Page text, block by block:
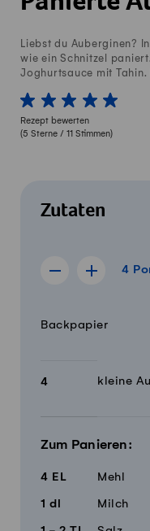
Liebst du Auberginen?
wie ein Schnitzel
Joghurtsauce mit Tahin.
1 von 5 Sterne
2 von 5 Sterne
3 von 5 Sterne
4 von 5 Sterne
5 von 5
Rezept bewerten
(5 Sterne / 11 Stimmen)
Zutaten
4 Portionen
Rezept für 3
Rezept
4
MengeZutaten
Backpapier
4 kleine
Zum Panieren:
4 EL Mehl
1 dl Milch